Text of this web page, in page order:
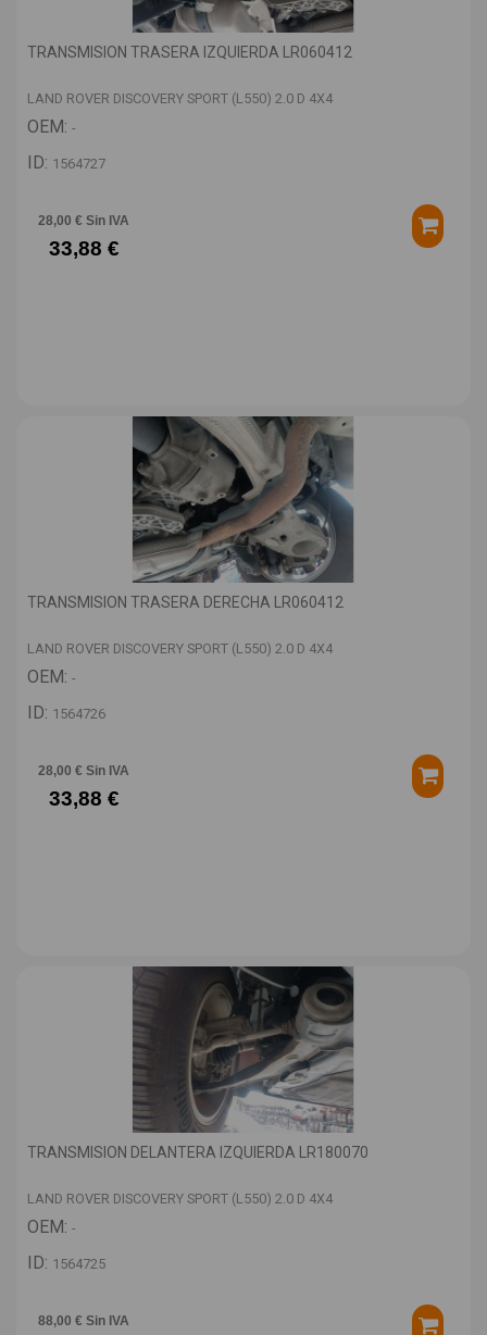
TRANSMISION TRASERA IZQUIERDA LR060412
LAND ROVER DISCOVERY SPORT (L550) 2.0 D 4X4
OEM: -
ID: 1564727
28,00 € Sin IVA
33,88 €
TRANSMISION TRASERA DERECHA LR060412
LAND ROVER DISCOVERY SPORT (L550) 2.0 D 4X4
OEM: -
ID: 1564726
28,00 € Sin IVA
33,88 €
TRANSMISION DELANTERA IZQUIERDA LR180070
LAND ROVER DISCOVERY SPORT (L550) 2.0 D 4X4
OEM: -
ID: 1564725
88,00 € Sin IVA